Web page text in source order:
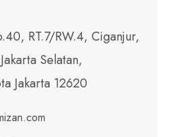
RT.7/RW.4, Ciganjur,
Selatan,
Jakarta 12620